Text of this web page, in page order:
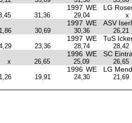
1997 WE LG
31,36 29,04 x
1997 WE ASV
30,69 30,36 26,21
1997 WE TuS
23,36 28,74 28,42
1996 WE SC
x 26,65 25,09 26,65
1996 WE LG
19,91 24,30 21,69